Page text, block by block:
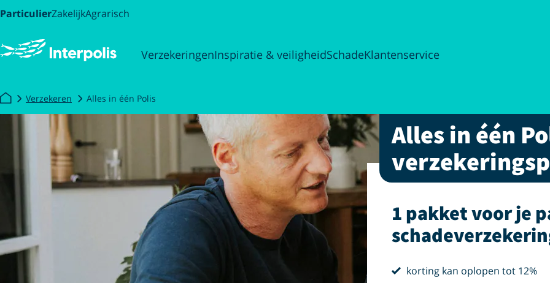
ParticulierZakelijkAgrarisch
VerzekeringenInspiratie & veiligheidSchadeKlantenservice
Verzekeren Alles in één Polis
Alles in één
1 pakket voor je
vink
korting kan oplopen tot 12%